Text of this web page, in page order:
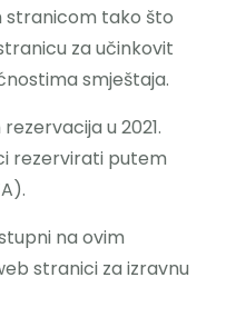
stranicom tako što
za učinkovit
smještaja.
u 2021.
rezervirati putem
na ovim
stranici za izravnu